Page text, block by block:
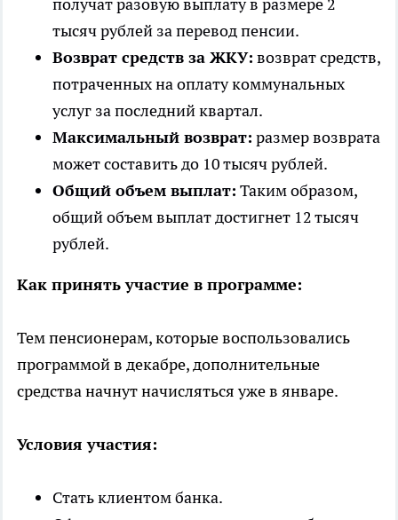
тысяч рублей за перевод пенсии.
Возврат средств за ЖКУ: возврат средств,
потраченных на оплату коммунальных
услуг за последний квартал.
Максимальный возврат: размер возврата
может составить до 10 тысяч рублей.
Общий объем выплат: Таким образом,
общий объем выплат достигнет 12 тысяч
рублей.
Как принять участие в программе:
Тем пенсионерам, которые воспользовались
программой в декабре, дополнительные
средства начнут начисляться уже в январе.
Условия участия:
Стать клиентом банка.